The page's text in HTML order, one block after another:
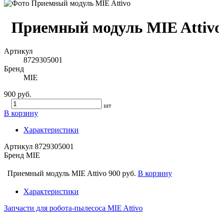
Приемный модуль MIE
Артикул
8729305001
Бренд
MIE
900 руб.
шт
В корзину
Характеристики
Артикул 8729305001
Бренд MIE
Приемный модуль MIE Attivo 900 руб. В корзину
Характеристики
Запчасти для робота-пылесоса MIE Attivo